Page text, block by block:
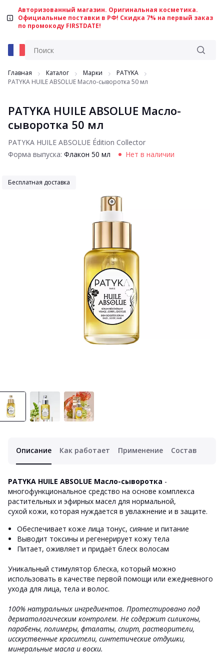
Авторизованный магазин. Оригинальная косметика.
Официальные поставки в РФ! Скидка 7% на первый заказ
по промокоду FIRSTDATE!
Главная Каталог Марки
PATYKA
PATYKA HUILE ABSOLUE Масло-сыворотка 50 мл
PATYKA HUILE ABSOLUE Масло-
сыворотка 50 мл
PATYKA HUILE ABSOLUE Édition Collector
Форма выпуска: Флакон 50 мл Нет в наличии
Бесплатная доставка
Описание Как работает Применение Состав
PATYKA HUILE ABSOLUE Масло-сыворотка -
многофункциональное средство на основе комплекса
растительных и эфирных масел для нормальной,
сухой кожи, которая нуждается в увлажнение и в защите.
Обеспечивает коже лица тонус, сияние и питание
Выводит токсины и регенерирует кожу тела
Питает, оживляет и придаёт блеск волосам
Уникальный стимулятор блеска, который можно
использовать в качестве первой помощи или ежедневного
ухода для лица, тела и волос.
100% натуральных ингредиентов. Протестировано под
дерматологическим контролем. Не содержит силиконы,
парабены, полимеры, фталаты, спирт, растворители,
исскуственные красители, синтетические отдушки,
минеральные масла и воски.